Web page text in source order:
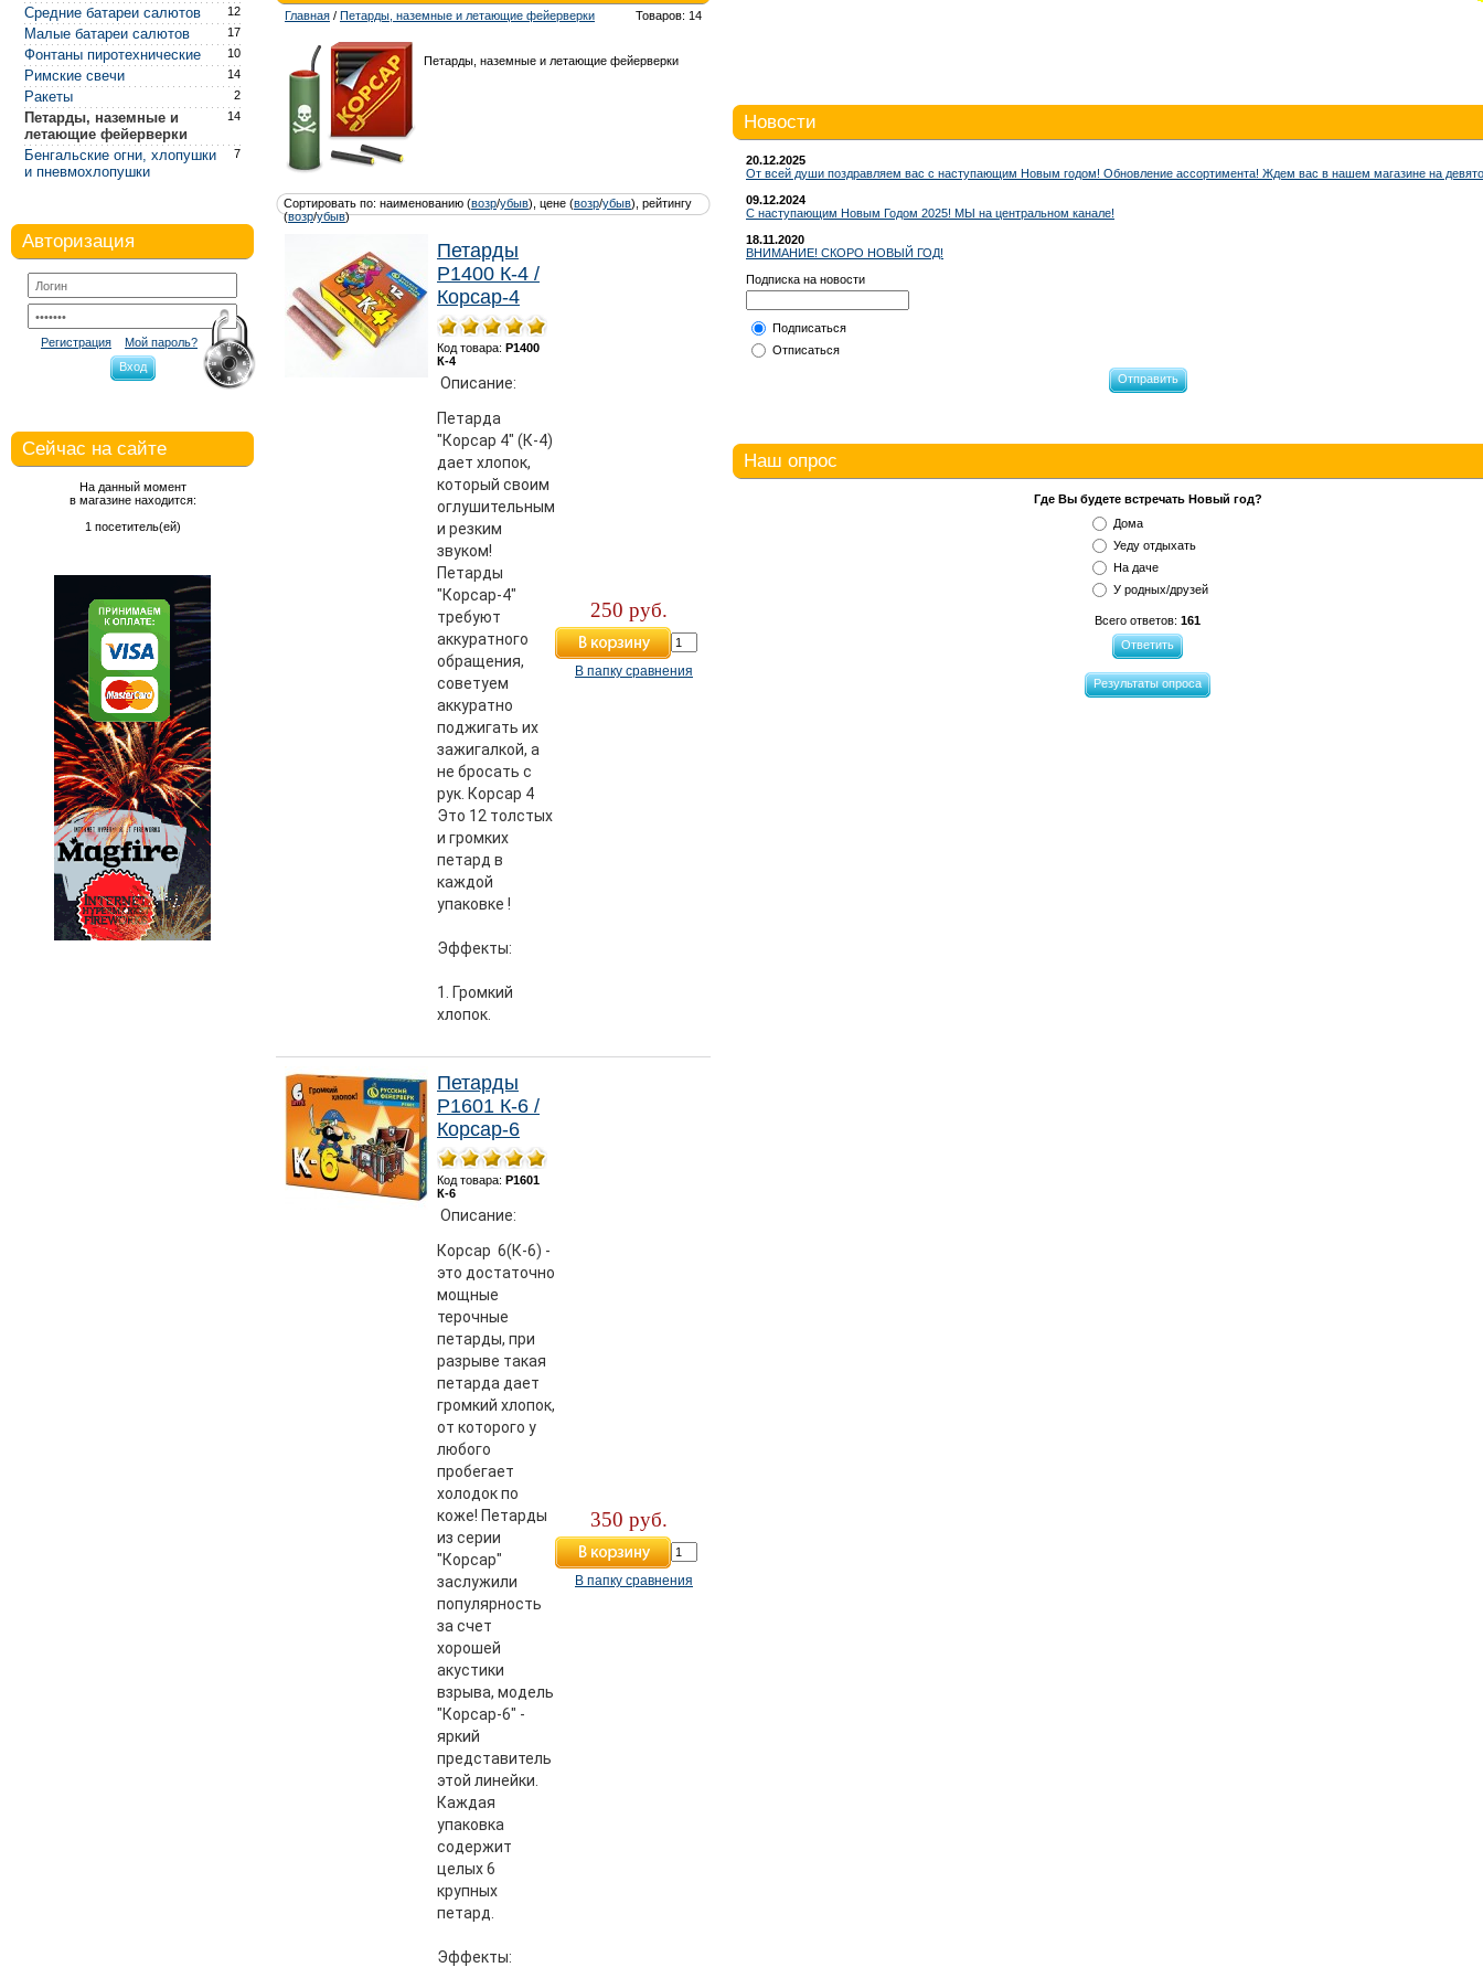
12
Средние батареи салютов
17
Малые батареи салютов
10
Фонтаны пиротехнические
14
Римские свечи
2
Ракеты
14
Петарды, наземные и
летающие фейерверки
7
Бенгальские огни, хлопушки
и пневмохлопушки
Авторизация
Регистрация
Мой пароль?
Вход
Сейчас на сайте
На данный момент
в магазине находится:
1 посетитель(ей)
Товаров: 14
Главная / Петарды, наземные и летающие фейерверки
Петарды, наземные и летающие фейерверки
Сортировать по: наименованию (возр/убыв), цене (возр/убыв), рейтингу
(возр/убыв)
Петарды
Р1400 К-4 /
Корсар-4
Код товара: Р1400
К-4
Описание:
Петарда
"Корсар 4" (К-4)
дает хлопок,
который своим
оглушительным
и резким
звуком!
Петарды
"Корсар-4"
требуют
аккуратного
обращения,
советуем
аккуратно
поджигать их
зажигалкой, а
не бросать с
рук. Корсар 4
Это 12 толстых
и громких
петард в
каждой
упаковке !
Эффекты:
1. Громкий
хлопок.
250 руб.
В папку сравнения
Петарды
Р1601 К-6 /
Корсар-6
Код товара: Р1601
К-6
Описание:
Корсар 6(К-6) -
это достаточно
мощные
терочные
петарды, при
разрыве такая
петарда дает
громкий хлопок,
от которого у
любого
пробегает
холодок по
коже! Петарды
из серии
"Корсар"
заслужили
популярность
за счет
хорошей
акустики
взрыва, модель
"Корсар-6" -
яркий
представитель
этой линейки.
Каждая
упаковка
содержит
целых 6
крупных
петард.
Эффекты:
350 руб.
В папку сравнения
Новости
20.12.2025
От всей души поздравляем вас с наступающим Новым годом! Обновление ассортимента! Ждем вас в нашем магазине на
09.12.2024
С наступающим Новым Годом 2025! МЫ на центральном канале!
18.11.2020
ВНИМАНИЕ! СКОРО НОВЫЙ ГОД!
Подписка на новости
Подписаться
Отписаться
Отправить
Наш опрос
Где Вы будете встречать Новый год?
Дома
Уеду отдыхать
На даче
У родных/друзей
Всего ответов: 161
Ответить
Результаты опроса